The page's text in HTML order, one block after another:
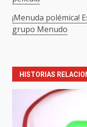
¡Menuda polémica!
grupo Menudo
navigation
HISTORIAS